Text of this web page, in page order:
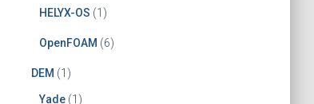
HELYX-OS (1)
OpenFOAM (6)
DEM (1)
Yade(1)